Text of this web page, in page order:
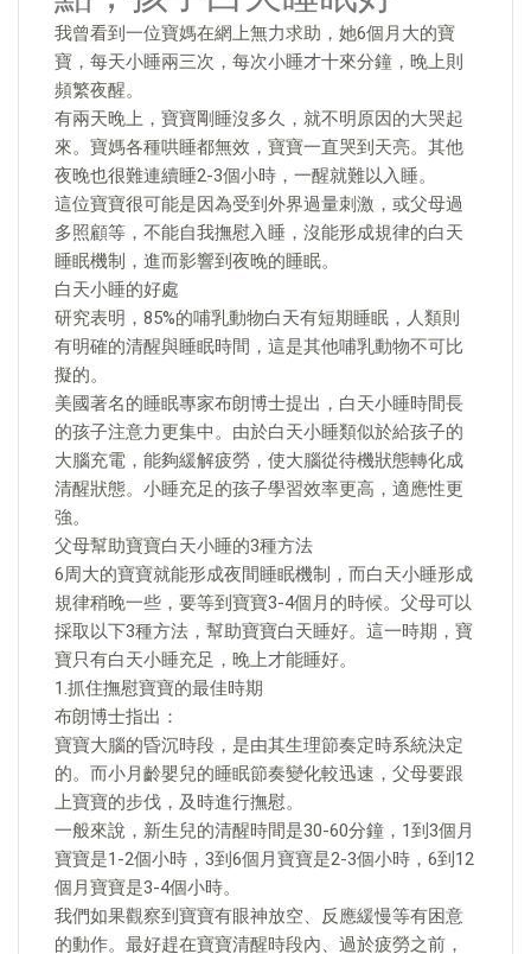
我曾看到一位寶媽在網上無力求助，她6個月大的寶
寶，每天小睡兩三次，每次小睡才十來分鐘，晚上則
頻繁夜醒。
有兩天晚上，寶寶剛睡沒多久，就不明原因的大哭起
來。寶媽各種哄睡都無效，寶寶一直哭到天亮。其他
夜晚也很難連續睡2-3個小時，一醒就難以入睡。
這位寶寶很可能是因為受到外界過量刺激，或父母過
多照顧等，不能自我撫慰入睡，沒能形成規律的白天
睡眠機制，進而影響到夜晚的睡眠。
白天小睡的好處
研究表明，85%的哺乳動物白天有短期睡眠，人類則
有明確的清醒與睡眠時間，這是其他哺乳動物不可比
擬的。
美國著名的睡眠專家布朗博士提出，白天小睡時間長
的孩子注意力更集中。由於白天小睡類似於給孩子的
大腦充電，能夠緩解疲勞，使大腦從待機狀態轉化成
清醒狀態。小睡充足的孩子學習效率更高，適應性更
強。
父母幫助寶寶白天小睡的3種方法
6周大的寶寶就能形成夜間睡眠機制，而白天小睡形成
規律稍晚一些，要等到寶寶3-4個月的時候。父母可以
採取以下3種方法，幫助寶寶白天睡好。這一時期，寶
寶只有白天小睡充足，晚上才能睡好。
1.抓住撫慰寶寶的最佳時期
布朗博士指出：
寶寶大腦的昏沉時段，是由其生理節奏定時系統決定
的。而小月齡嬰兒的睡眠節奏變化較迅速，父母要跟
上寶寶的步伐，及時進行撫慰。
一般來說，新生兒的清醒時間是30-60分鐘，1到3個月
寶寶是1-2個小時，3到6個月寶寶是2-3個小時，6到12
個月寶寶是3-4個小時。
我們如果觀察到寶寶有眼神放空、反應緩慢等有困意
的動作。最好趕在寶寶清醒時段內、過於疲勞之前，